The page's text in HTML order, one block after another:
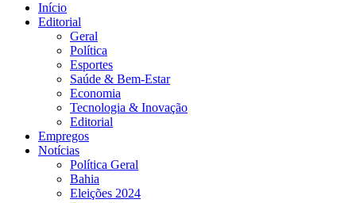
Início
Editorial
Geral
Política
Esportes
Saúde & Bem-Estar
Economia
Tecnologia & Inovação
Editorial
Empregos
Notícias
Política Geral
Bahia
Eleições 2024